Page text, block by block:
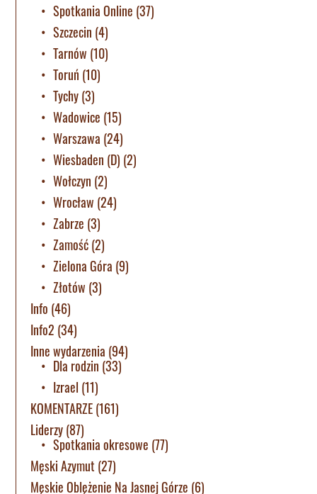
Spotkania Online (37)
Szczecin (4)
Tarnów (10)
Toruń (10)
Tychy(3)
Wadowice (15)
Warszawa (24)
Wiesbaden (D) (2)
Wołczyn (2)
Wrocław (24)
Zabrze (3)
Zamość(2)
Zielona Góra (9)
Złotów (3)
Info (46)
Info2 (34)
Inne wydarzenia (94)
Dla rodzin (33)
Izrael (11)
KOMENTARZE(161)
Liderzy(87)
Spotkania okresowe (77)
Męski Azymut (27)
Męskie Oblężenie Na Jasnej Górze (6)